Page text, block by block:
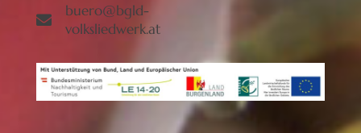
buero@bgld-
volksliedwerk.at